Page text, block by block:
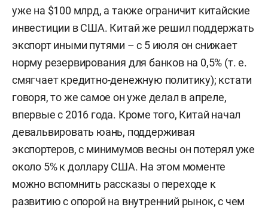
уже на $100 млрд, а также ограничит китайские
инвестиции в США. Китай же решил поддержать
экспорт иными путями – с 5 июля он снижает
норму резервирования для банков на 0,5% (т. е.
смягчает кредитно-денежную политику); кстати
говоря, то же самое он уже делал в апреле,
впервые с 2016 года. Кроме того, Китай начал
девальвировать юань, поддерживая
экспортеров, с минимумов весны он потерял уже
около 5% к доллару США. На этом моменте
можно вспомнить рассказы о переходе к
развитию с опорой на внутренний рынок, с чем